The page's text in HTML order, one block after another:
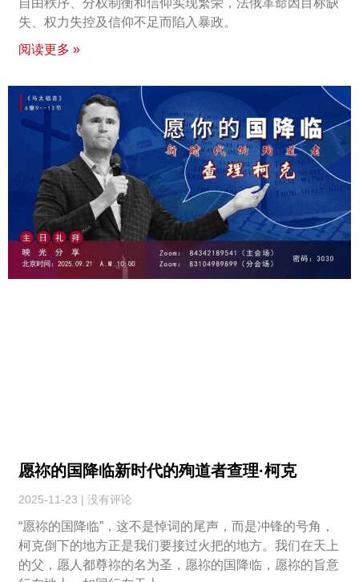
自由秩序、分权制衡和信仰实现繁荣，法俄革命因目标缺
失、权力失控及信仰不足而陷入暴政。
阅读更多 »
愿祢的国降临新时代的殉道者查理·柯克
2025-11-23 没有评论
“愿祢的国降临”，这不是悼词的尾声，而是冲锋的号角，
柯克倒下的地方正是我们要接过火把的地方。我们在天上
的父，愿人都尊祢的名为圣，愿祢的国降临，愿祢的旨意